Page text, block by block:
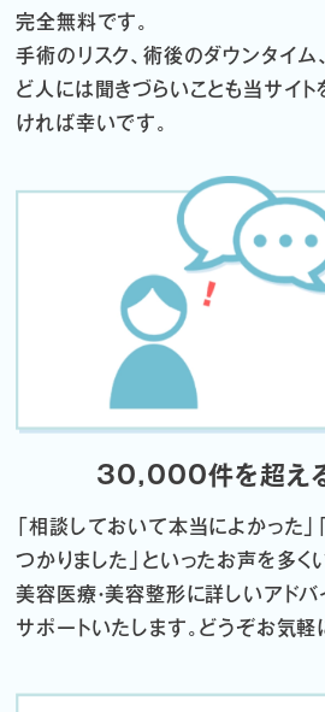
完全無料です。
手術のリスク、術後のダウンタイム
ど 人には聞きづらいことも当サイ
ければ幸いです。
30,000件を超え
「相談しておいて本当によかった
つかりました」 といったお声を多く
美容医療・美容整形に詳しいアド
サポートいたします。 どうぞお気軽